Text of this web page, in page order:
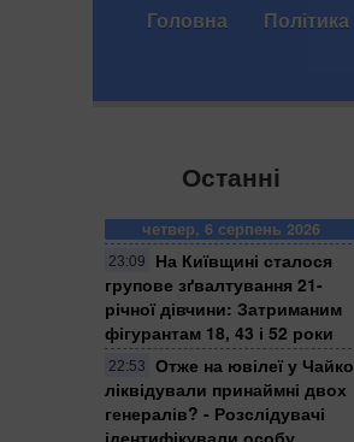
Головна Політика
Останні
четвер, 6 серпень 2026
23:09
На Київщині сталося
групове зґвалтування 21-
річної дівчини: Затриманим
фігурантам 18, 43 і 52 роки
22:53
Отже на ювілеї у Чайко
ліквідували принаймні двох
генералів? - Розслідувачі
ідентифікували особу